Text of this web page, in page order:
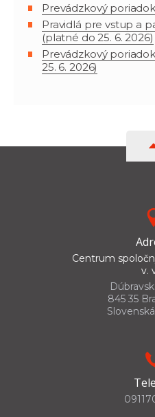
Prevádzkový
Pravidlá pre vstup a
(platné do 25. 6. 2026)
Prevádzkový
25. 6. 2026)
Centrum
v.
845 35